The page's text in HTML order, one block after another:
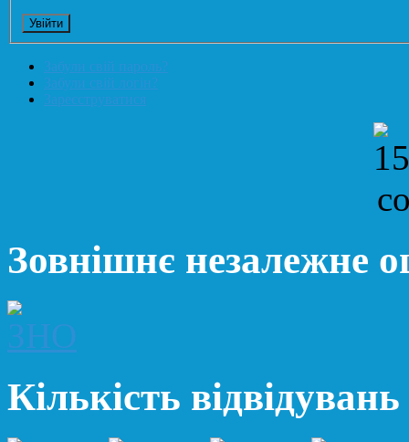
Забули свій пароль?
Забули свій логін?
Зареєструватися
Зовнішнє незалежне
Кількість відвідувань